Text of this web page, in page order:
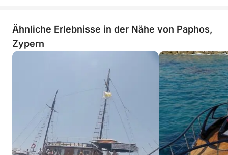
Ähnliche Erlebnisse in der Nähe von Paphos,
Zypern